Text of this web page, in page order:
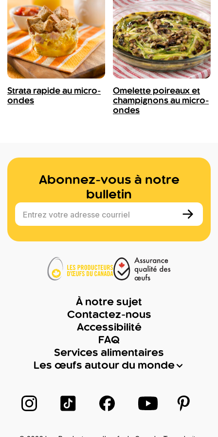
Strata rapide au micro-
ondes
Omelette poireaux et
champignons au micro-
ondes
Abonnez-vous à notre
bulletin
Entrez votre adresse courriel
À notre sujet
Contactez-nous
Accessibilité
FAQ
Services alimentaires
Les œufs autour du monde
Suivez-nous sur Instagram
Suivez-nous sur TikTok
Suivez-nous sur Facebook
Suivez-nous sur